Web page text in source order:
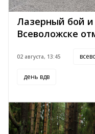
Лазерный бой и
Всеволожске
02 августа, 13:45
день вдв